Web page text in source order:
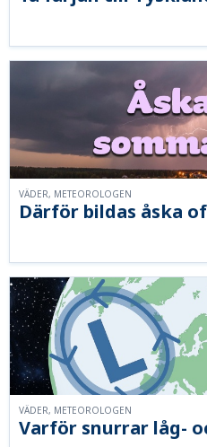
Därför bildas åska
VÄDER, METEOROLOGEN
Varför snurrar låg-
VÄDER, METEOROLOGEN